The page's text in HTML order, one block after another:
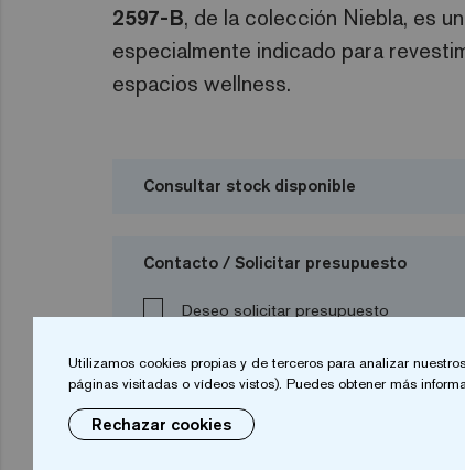
2597-B, de la colección Niebla, es un
especialmente indicado para
espacios wellness.
Consultar stock disponible
Contacto / Solicitar presupuesto
Deseo solicitar presupuesto
Nombre*
Utilizamos cookies propias y de terceros para analizar
páginas visitadas o vídeos vistos). Puedes obtener más
Rechazar cookies